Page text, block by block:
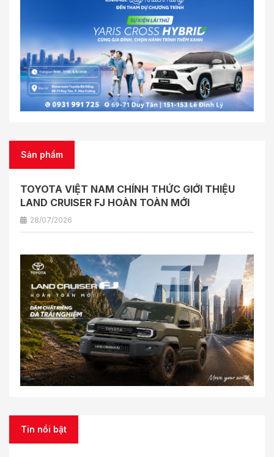
Sản phẩm
TOYOTA VIỆT NAM CHÍNH THỨC GIỚI THIỆU
LAND CRUISER FJ HOÀN TOÀN MỚI
28/07/2026
Tin nổi bật